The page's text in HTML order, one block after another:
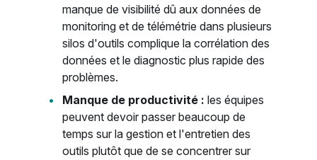
manque de visibilité dû aux données de
monitoring et de télémétrie dans plusieurs
silos d'outils complique la corrélation des
données et le diagnostic plus rapide des
problèmes.
Manque de productivité : les équipes
peuvent devoir passer beaucoup de
temps sur la gestion et l'entretien des
outils plutôt que de se concentrer sur